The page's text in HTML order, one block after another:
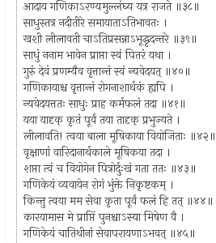
आदाय गणिकाऽरण्यमुल्लंघ्य यत्र राजते ॥३८॥
साधुस्तत्र नदीतीरे समायाताऽतिभावतः ।
खशी लीलावती चाऽतिप्रसन्नाऽभूद्धृदन्तरे ॥३९॥
साधुं ननाम भावेन प्राप्ता स्वं पितरं यथा ।
गुरुं देवं प्रणम्यैव वृत्तान्तं स्वं न्यवेदयत् ॥४०॥
गणिकायाश्च वृत्तान्तं रोगनाशार्थकं ह्यपि ।
न्यवेदयत्ततः साधुः प्राह कर्मफलं तदा ॥४१॥
यया यादृक् कृतं पूर्वं तया तादृक् प्रभुज्यते ।
लीलावति! त्वया बाला मूषिकाया वियोजिताः ॥४२॥
वृक्षाणां वारिदानार्थकाले मूषिकया तदा ।
शप्ता त्वं च वियोगेन पित्रोर्दुःखं गता ततः ॥४३॥
गणिकेयं व्यवायेन रोगं भुंक्ते निकृष्टकम् ।
किन्तु त्वया मम सेवा कृता पूर्वं फलं हि तत् ॥४४॥
कारयामास मे प्राप्तिं पुनश्चाऽस्या मिषेण वै ।
गणिकेयं चातिथीनां सेवापरायणाऽभवत् ॥४५॥